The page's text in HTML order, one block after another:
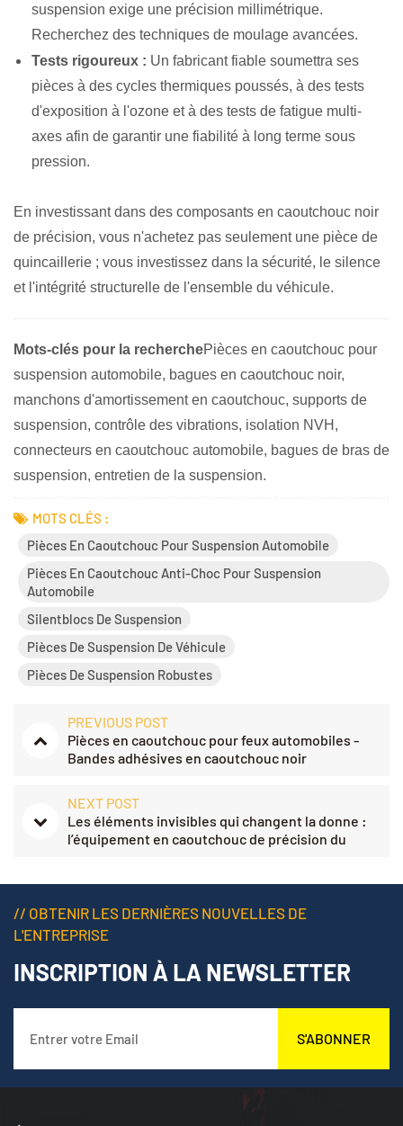
suspension exige une précision millimétrique.
Recherchez des techniques de moulage avancées.
Tests rigoureux : Un fabricant fiable soumettra ses
pièces à des cycles thermiques poussés, à des tests
d'exposition à l'ozone et à des tests de fatigue multi-
axes afin de garantir une fiabilité à long terme sous
pression.
En investissant dans des composants en caoutchouc noir
de précision, vous n'achetez pas seulement une pièce de
quincaillerie ; vous investissez dans la sécurité, le silence
et l'intégrité structurelle de l'ensemble du véhicule.
Mots-clés pour la recherchePièces en caoutchouc pour
suspension automobile, bagues en caoutchouc noir,
manchons d'amortissement en caoutchouc, supports de
suspension, contrôle des vibrations, isolation NVH,
connecteurs en caoutchouc automobile, bagues de bras de
suspension, entretien de la suspension.
MOTS CLÉS :
Pièces En Caoutchouc Pour Suspension Automobile
Pièces En Caoutchouc Anti-Choc Pour Suspension
Automobile
Silentblocs De Suspension
Pièces De Suspension De Véhicule
Pièces De Suspension Robustes
PREVIOUS POST
Pièces en caoutchouc pour feux automobiles -
Bandes adhésives en caoutchouc noir
NEXT POST
Les éléments invisibles qui changent la donne :
l’équipement en caoutchouc de précision du
// OBTENIR LES DERNIÈRES NOUVELLES DE
L'ENTREPRISE
INSCRIPTION À LA NEWSLETTER
S'ABONNER